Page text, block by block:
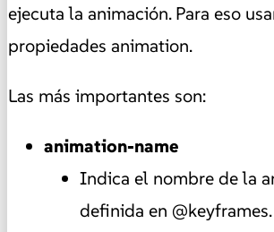
ejecuta la animación. Para eso
propiedades animation.
Las más importantes son:
animation-name
Indica el nombre de la
definida en @keyframes.